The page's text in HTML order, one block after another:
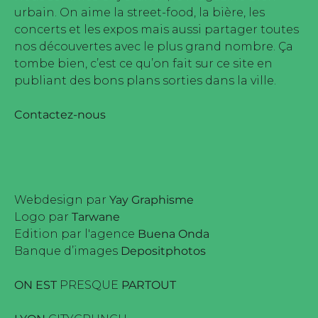
urbain. On aime la street-food, la bière, les
concerts et les expos mais aussi partager toutes
nos découvertes avec le plus grand nombre. Ça
tombe bien, c’est ce qu’on fait sur ce site en
publiant des bons plans sorties dans la ville.
Contactez-nous
Webdesign par Yay Graphisme
Logo par Tarwane
Edition par l'agence Buena Onda
Banque d’images Depositphotos
ON EST PRESQUE PARTOUT